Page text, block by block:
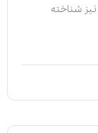
شناخته